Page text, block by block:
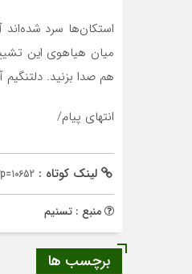
استکان‌ها سرد شده‌اند
میان هیاهوی این
هم صدا بزنید.
انتهای پیام/
لینک کوتاه :
منبع : تسنیم
برچسب ها